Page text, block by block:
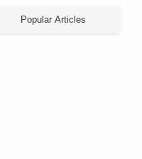
Popular Articles